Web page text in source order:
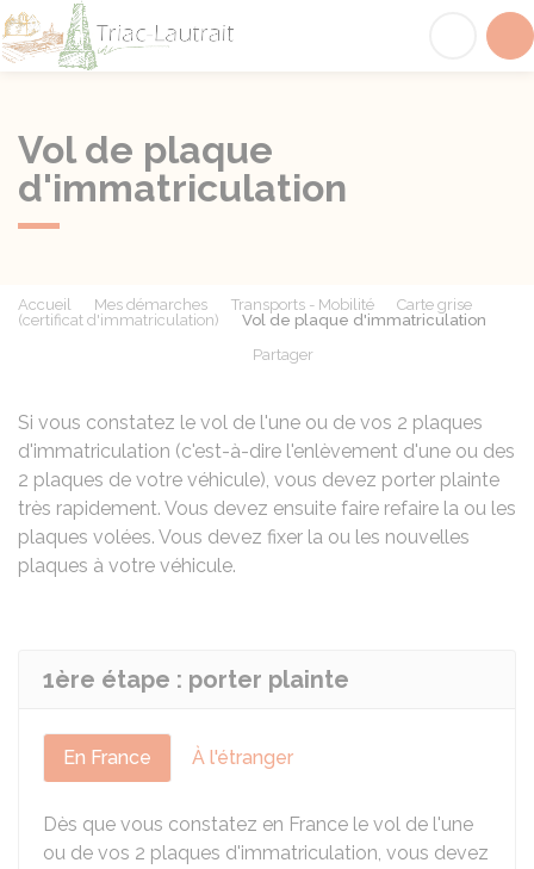
Vol de plaque
d'immatriculation
Accueil Mes démarches Transports - Mobilité
Carte grise
(certificat d'immatriculation)
Vol de plaque d'immatriculation
Partager
Si vous constatez le vol de l'une ou de vos 2 plaques
d'immatriculation (c'est-à-dire l'enlèvement d'une ou des
2 plaques de votre véhicule), vous devez porter plainte
très rapidement. Vous devez ensuite faire refaire la ou les
plaques volées. Vous devez fixer la ou les nouvelles
plaques à votre véhicule.
1ère étape : porter plainte
En France À l'étranger
Dès que vous constatez en France le vol de l'une
ou de vos 2 plaques d'immatriculation, vous devez